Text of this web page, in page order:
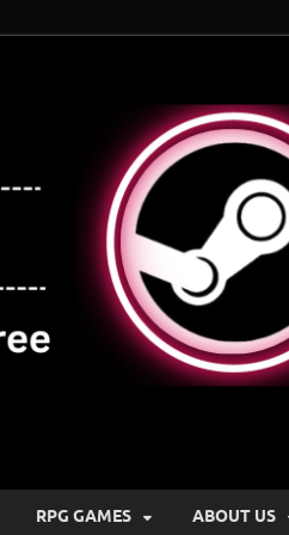
RPG GAMES ABOUT US